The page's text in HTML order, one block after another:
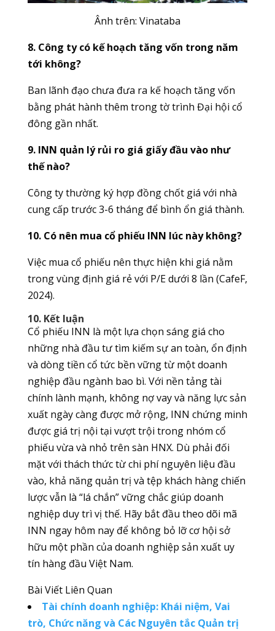
Ânh trên: Vinataba
8. Công ty có kế hoạch tăng vốn trong năm
tới không?
Ban lãnh đạo chưa đưa ra kế hoạch tăng vốn
bằng phát hành thêm trong tờ trình Đại hội cổ
đông gần nhất.
9. INN quản lý rủi ro giá giấy đầu vào như
thế nào?
Công ty thường ký hợp đồng chốt giá với nhà
cung cấp trước 3-6 tháng để bình ổn giá thành.
10. Có nên mua cổ phiếu INN lúc này không?
Việc mua cổ phiếu nên thực hiện khi giá nằm
trong vùng định giá rẻ với P/E dưới 8 lần (CafeF,
2024).
10. Kết luận
Cổ phiếu INN là một lựa chọn sáng giá cho
những nhà đầu tư tìm kiếm sự an toàn, ổn định
và dòng tiền cổ tức bền vững từ một doanh
nghiệp đầu ngành bao bì. Với nền tảng tài
chính lành mạnh, không nợ vay và năng lực sản
xuất ngày càng được mở rộng, INN chứng minh
được giá trị nội tại vượt trội trong nhóm cổ
phiếu vừa và nhỏ trên sàn HNX. Dù phải đối
mặt với thách thức từ chi phí nguyên liệu đầu
vào, khả năng quản trị và tệp khách hàng chiến
lược vẫn là “lá chắn” vững chắc giúp doanh
nghiệp duy trì vị thế. Hãy bắt đầu theo dõi mã
INN ngay hôm nay để không bỏ lỡ cơ hội sở
hữu một phần của doanh nghiệp sản xuất uy
tín hàng đầu Việt Nam.
Bài Viết Liên Quan
Tài chính doanh nghiệp: Khái niệm, Vai
trò, Chức năng và Các Nguyên tắc Quản trị